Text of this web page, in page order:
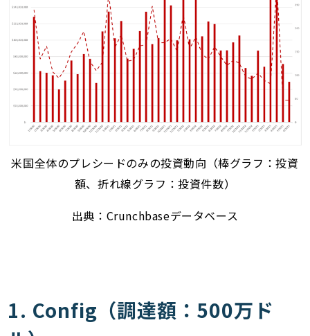
米国全体のプレシードのみの投資動向（棒グラフ：投資
額、折れ線グラフ：投資件数）
出典：Crunchbaseデータベース
1. Config（調達額：500万ド